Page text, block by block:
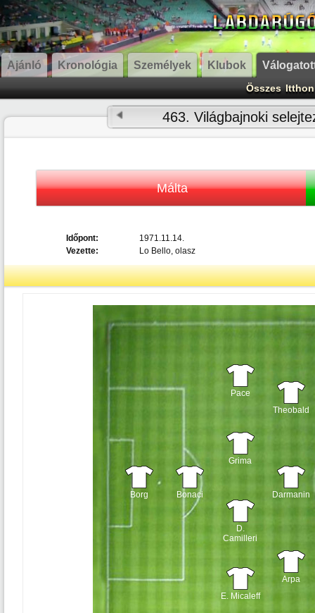
Ajánló Kronológia Személyek Klubok
Összes Itthon
463. Világbajnoki
Málta
Időpont:
1971.11.14.
Vezette:
Lo Bello, olasz
Borg Bonaci
Pace
Grima
D.
Camilleri
E. Micaleff
Theobald
Darmanin
Arpa